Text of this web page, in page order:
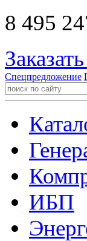
8 495
Спецпредложение
ИБП